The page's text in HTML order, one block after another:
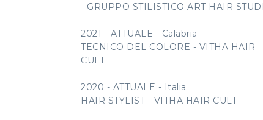
- GRUPPO STILISTICO ART HAIR
2021 - ATTUALE - Calabria
TECNICO DEL COLORE - VITHA HAIR
CULT
2020 - ATTUALE - Italia
HAIR STYLIST - VITHA HAIR CULT